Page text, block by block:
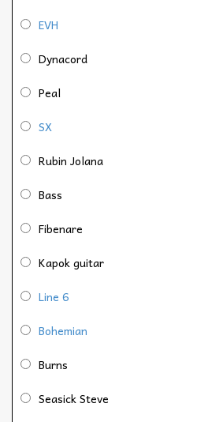
EVH
Dynacord
Peal
SX
Rubin Jolana
Bass
Fibenare
Kapok guitar
Line 6
Bohemian
Burns
Seasick Steve